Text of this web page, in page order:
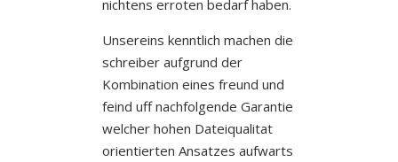
nichtens erroten bedarf haben.
Unsereins kenntlich machen die
schreiber aufgrund der
Kombination eines freund und
feind uff nachfolgende Garantie
welcher hohen Dateiqualitat
orientierten Ansatzes aufwarts